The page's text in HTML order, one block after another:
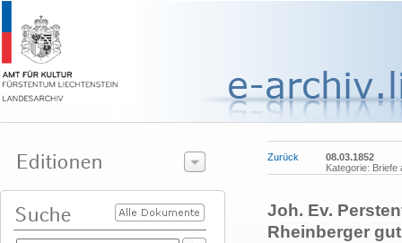
Zurück
08.03.1852
Kategorie:
Joh. Ev.
Rheinberger